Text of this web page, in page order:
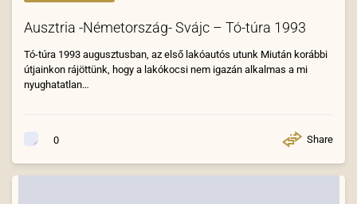
Ausztria -Németország- Svájc – Tó-túra 1993
Tó-túra 1993 augusztusban, az első lakóautós utunk Miután korábbi
útjainkon rájöttünk, hogy a lakókocsi nem igazán alkalmas a mi
nyughatatlan…
0 Share